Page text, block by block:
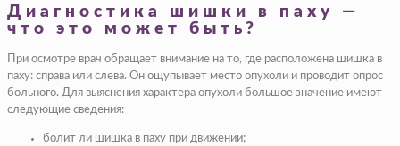
Диагностика шишки в паху —
что это может быть?
При осмотре врач обращает внимание на то, где расположена шишка в
паху: справа или слева. Он ощупывает место опухоли и проводит опрос
больного. Для выяснения характера опухоли большое значение имеют
следующие сведения:
болит ли шишка в паху при движении;